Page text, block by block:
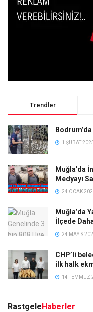
Trendler
1 ŞUBAT
Muğla’da
Medyayı
24 OCAK
Muğla’da
İlçede
24 MAYIS
CHP’li
ilk halk
14 TEMMUZ
RastgeleHaberler